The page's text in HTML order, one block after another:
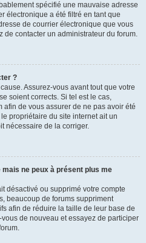
spécifié une mauvaise adresse
électronique a été filtré en tant que
de courrier électronique que vous
de contacter un administrateur du forum.
?
Assurez-vous avant tout que votre
soient corrects. Si tel est le cas,
afin de vous assurer de ne pas avoir été
propriétaire du site internet ait un
nécessaire de la corriger.
ne peux à présent plus me
désactivé ou supprimé votre compte
beaucoup de forums suppriment
afin de réduire la taille de leur base de
de nouveau et essayez de participer